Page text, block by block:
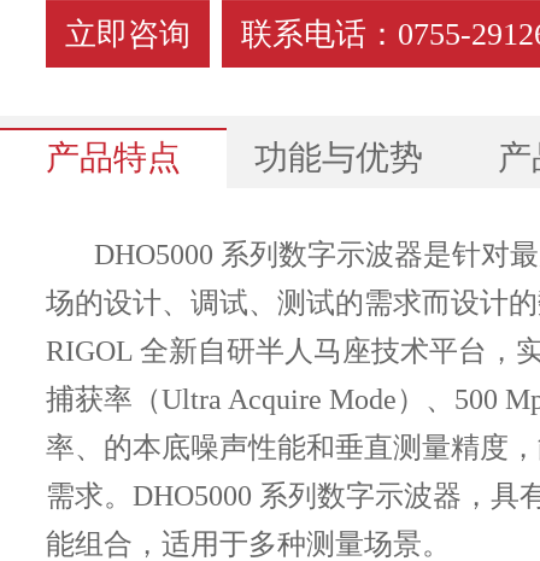
立即咨询 联系电话：0755-
产品特点 功能与优势
DHO5000 系列数字示波器是针对
场的设计、调试、测试的需求而设计
RIGOL 全新自研半人马座技术平台，
捕获率（Ultra Acquire Mode）、500
率、的本底噪声性能和垂直测量精度
需求。DHO5000 系列数字示波器，具
能组合，适用于多种测量场景。
DHO5000系列
型号
DHO5058 DHO5054 DHO5108
模拟带宽
(50Ω,-3 dB)
500 MHz 1 GHz
模拟带宽(1
MQ,-3 dB)
500MHz
DHO5000系列.pdf